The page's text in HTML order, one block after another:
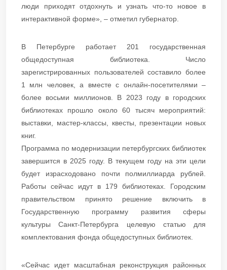
люди приходят отдохнуть и узнать что-то новое в
интерактивной форме», – отметил губернатор.
В Петербурге работает 201 государственная
общедоступная библиотека. Число
зарегистрированных пользователей составило более
1 млн человек, а вместе с онлайн-посетителями –
более восьми миллионов. В 2023 году в городских
библиотеках прошло около 60 тысяч мероприятий:
выставки, мастер-классы, квесты, презентации новых
книг.
Программа по модернизации петербургских библиотек
завершится в 2025 году. В текущем году на эти цели
будет израсходовано почти полмиллиарда рублей.
Работы сейчас идут в 179 библиотеках. Городским
правительством принято решение включить в
Государственную программу развития сферы
культуры Санкт‑Петербурга целевую статью для
комплектования фонда общедоступных библиотек.
«Сейчас идет масштабная реконструкция районных